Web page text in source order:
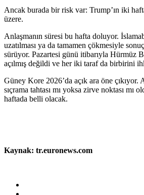
Ancak burada bir risk var: Trump’ın iki
üzere.
Anlaşmanın süresi bu hafta doluyor.
uzatılması ya da tamamen çökmesiyle
sürüyor. Pazartesi günü itibarıyla Hürmüz
açılmış değildi ve her iki taraf da birbirini
Güney Kore 2026’da açık ara öne çıkıyor.
sıçrama tahtası mı yoksa zirve noktası mı
haftada belli olacak.
Kaynak: tr.euronews.com